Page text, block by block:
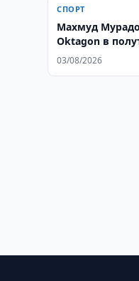
СПОРТ
Махмуд
Oktagon в
03/08/2026